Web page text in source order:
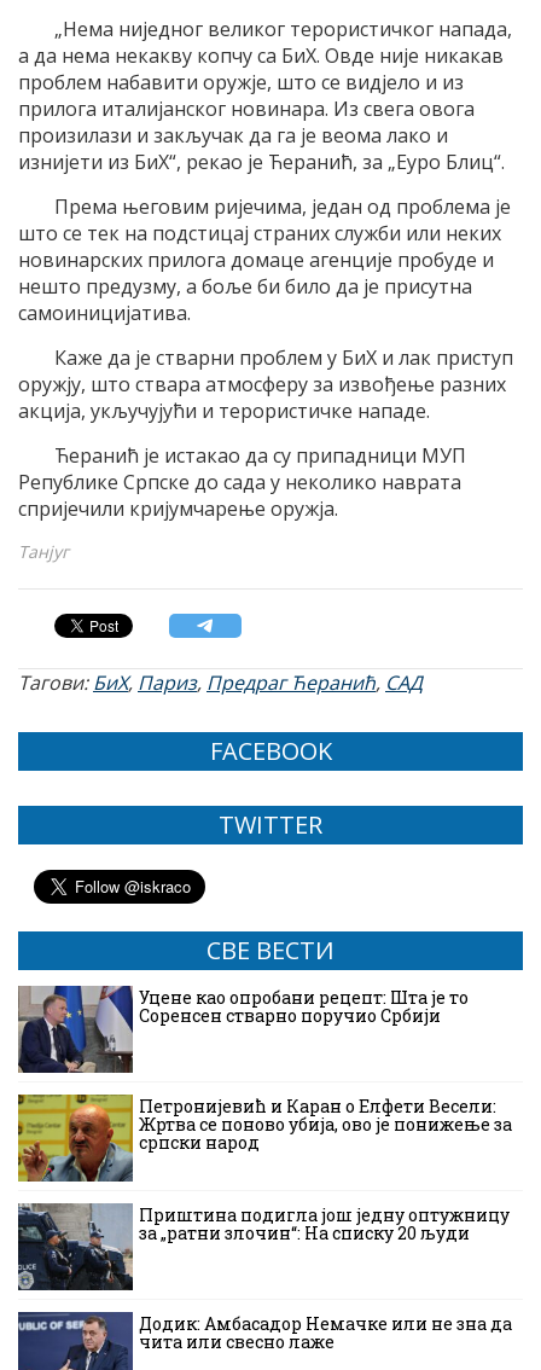
„Нема ниједног великог терористичког напада,
а да нема некакву копчу са БиХ. Овде није никакав
проблем набавити оружје, што се видјело и из
прилога италијанског новинара. Из свега овога
произилази и закључак да га је веома лако и
изнијети из БиХ“, рекао је Ћеранић, за „Еуро Блиц“.
Према његовим ријечима, један од проблема је
што се тек на подстицај страних служби или неких
новинарских прилога домаце агенције пробуде и
нешто предузму, а боље би било да је присутна
самоиницијатива.
Каже да је стварни проблем у БиХ и лак приступ
оружју, што ствара атмосферу за извођење разних
акција, укључујући и терористичке нападе.
Ћеранић је истакао да су припадници МУП
Републике Српске до сада у неколико наврата
спријечили кријумчарење оружја.
Taнјуг
Тагови:БиХ, Париз, Предраг Ћеранић, САД
FACEBOOK
TWITTER
СВЕ ВЕСТИ
Уцене као опробани рецепт: Шта је то
Соренсен стварно поручио Србији
Петронијевић и Каран о Елфети Весели:
Жртва се поново убија, ово је понижење за
српски народ
Приштина подигла још једну оптужницу
за „ратни злочин“: На списку 20 људи
Додик: Амбасадор Немачке или не зна да
чита или свесно лаже